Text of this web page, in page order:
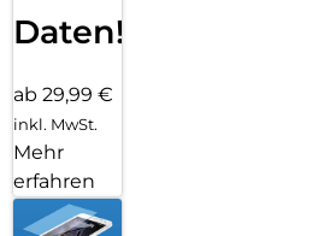
Daten!
ab 29,99 €
inkl. MwSt.
Mehr
erfahren